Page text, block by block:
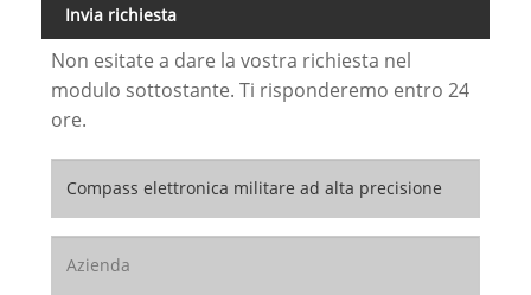
Invia richiesta
Non esitate a dare la vostra richiesta nel
modulo sottostante. Ti risponderemo entro 24
ore.